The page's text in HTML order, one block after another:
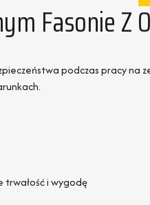
Fasonie Z
podczas pracy na
trwałość i wygodę